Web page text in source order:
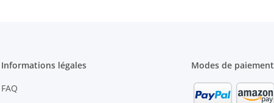
Informations légales
FAQ
Modes de paiement